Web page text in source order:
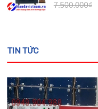
7.500.000₫
TIN TỨC